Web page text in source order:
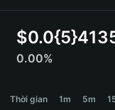
ภาษาไทย
Español
Español (Argentina)
$
0.00%
Thời gian 1m 5m